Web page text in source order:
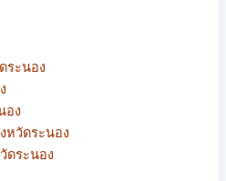
ระนอง
อง
หวัดระนอง
ดระนอง